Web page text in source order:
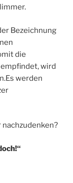
Bezeichnung
die
wird
werden